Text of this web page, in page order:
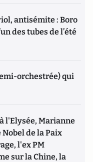
antisémite : Boro
des tubes de l’été
orchestrée) qui
l'Elysée, Marianne
de la Paix
l'ex PM
sur la Chine, la